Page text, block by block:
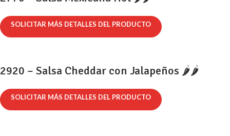
SOLICITAR MÁS DETALLES DEL PRODUCTO
2920 – Salsa Cheddar con Jalapeños 🌶️🌶️
SOLICITAR MÁS DETALLES DEL PRODUCTO